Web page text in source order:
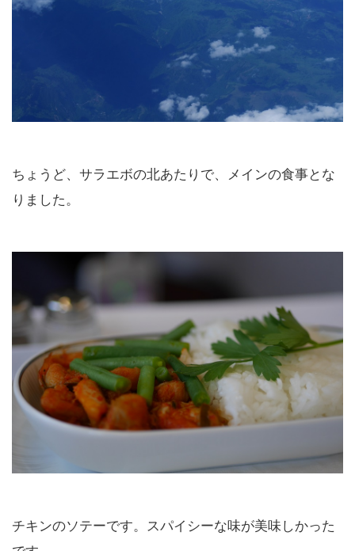
ちょうど、サラエボの北あたりで、メインの食事とな
りました。
チキンのソテーです。スパイシーな味が美味しかった